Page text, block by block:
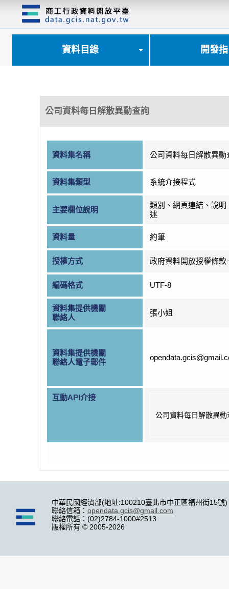
資料目錄 開發
公司資料每日解散異動查詢
資料集名稱 公司資料每日解散異動
資料集類型 系統介接程式
主要欄位說明
類別、網頁連結、說明
述
資料量 約筆
授權方式 政府資料開放授權條款
編碼格式 UTF-8
資料集提供機關
聯絡人
張小姐
資料集提供機關
聯絡人電子郵件
互動API介接
公司資料每日解散異動
中華民國經濟部(地址:100210臺北市中正區福州街15號)
聯絡信箱： opendata.gcis@gmail.com
聯絡電話：(02)2784-1000#2513
版權所有 © 2005-2026